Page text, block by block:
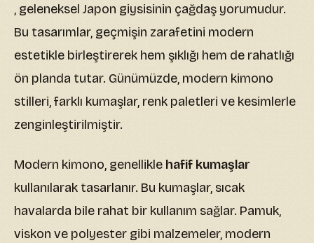
, geleneksel Japon giysisinin çağdaş yorumudur.
Bu tasarımlar, geçmişin zarafetini modern
estetikle birleştirerek hem şıklığı hem de rahatlığı
ön planda tutar. Günümüzde, modern kimono
stilleri, farklı kumaşlar, renk paletleri ve kesimlerle
zenginleştirilmiştir.
Modern kimono, genellikle hafif kumaşlar
kullanılarak tasarlanır. Bu kumaşlar, sıcak
havalarda bile rahat bir kullanım sağlar. Pamuk,
viskon ve polyester gibi malzemeler, modern